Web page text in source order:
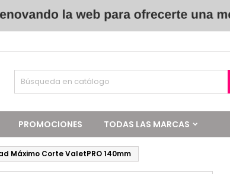
PROMOCIONES TODAS LAS MARCAS
Máximo Corte ValetPRO 140mm